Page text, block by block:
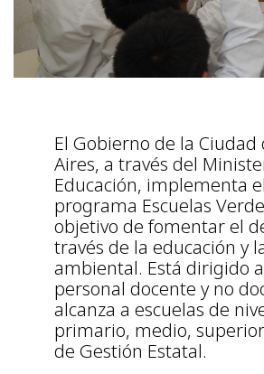
El Gobierno de la Ciudad
Aires, a través del
Educación, implementa el
programa Escuelas
objetivo de fomentar el
través de la educación y
ambiental. Está dirigido
personal docente y no
alcanza a escuelas de
primario, medio,
de Gestión Estatal.